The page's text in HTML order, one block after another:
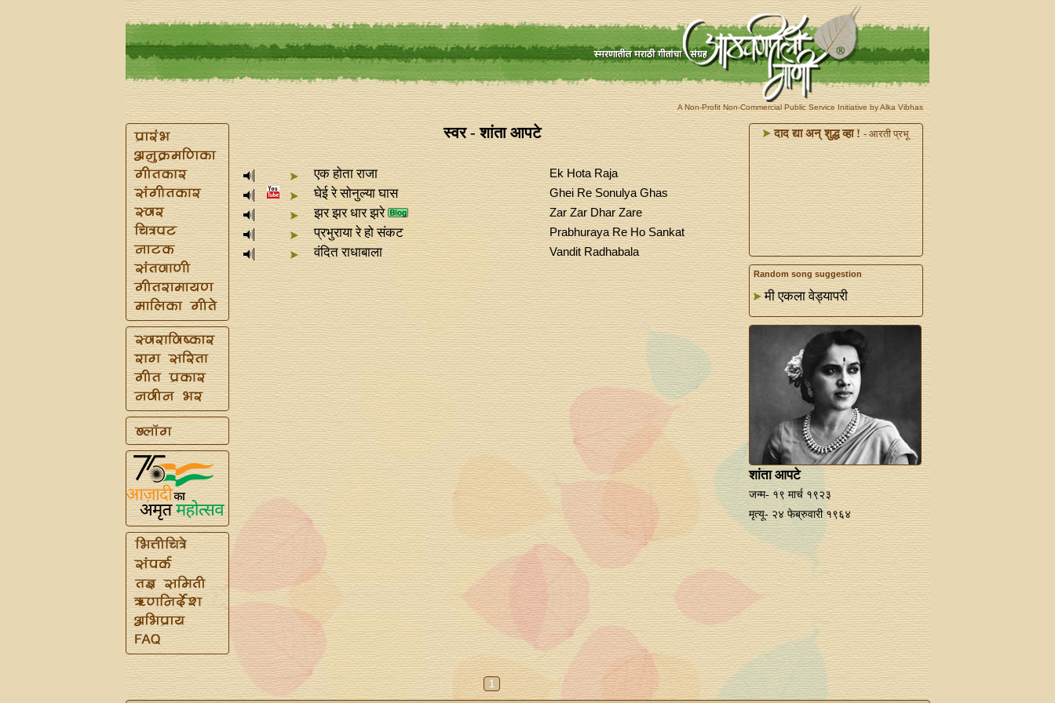
A Non-Profit Non-Commercial Public Service Initiative by Alka Vibhas
स्वर - शांता आपटे
एक होता राजा Ek Hota Raja
घेई रे सोनुल्या घास Ghei Re Sonulya Ghas
झर झर धार झरे Zar Zar Dhar Zare
प्रभुराया रे हो संकट Prabhuraya Re Ho Sankat
वंदित राधाबाला Vandit Radhabala
दाद द्या अन्‌ शुद्ध व्हा ! - आरती प्रभू
Random song suggestion
मी एकला वेड्यापरी
शांता आपटे
जन्म- १९ मार्च १९२३
मृत्यू- २४ फेब्रुवारी १९६४